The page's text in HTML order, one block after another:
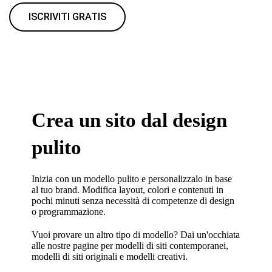
ISCRIVITI GRATIS
Crea un sito dal design
pulito
Inizia con un modello pulito e personalizzalo in base
al tuo brand. Modifica layout, colori e contenuti in
pochi minuti senza necessità di competenze di design
o programmazione.
Vuoi provare un altro tipo di modello? Dai un'occhiata
alle nostre pagine permodelli di siti contemporanei,
modelli di siti originali emodelli creativi.